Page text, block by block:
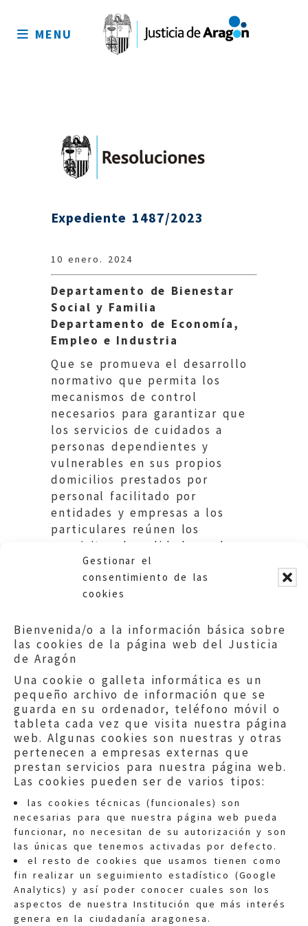
Gestionar el
consentimiento de las
cookies
Bienvenida/o a la información básica sobre
las cookies de la página web del Justicia
de Aragón
Una cookie o galleta informática es un
pequeño archivo de información que se
guarda en su ordenador, teléfono móvil o
tableta cada vez que visita nuestra página
web. Algunas cookies son nuestras y otras
pertenecen a empresas externas que
prestan servicios para nuestra página web.
Las cookies pueden ser de varios tipos:
las cookies técnicas (funcionales) son
necesarias para que nuestra página web pueda
funcionar, no necesitan de su autorización y son
las únicas que tenemos activadas por defecto.
el resto de cookies que usamos tienen como
fin realizar un seguimiento estadístico (Google
Analytics) y así poder conocer cuales son los
aspectos de nuestra Institución que más interés
genera en la ciudadanía aragonesa.
sitio
MENU
Expediente 1487/2023
10 enero. 2024
Departamento de Bienestar
Social y Familia
Departamento de Economía,
Empleo e Industria
Que se promueva el desarrollo
normativo que permita los
mecanismos de control
necesarios para garantizar que
los servicios de cuidados a
personas dependientes y
vulnerables en sus propios
domicilios prestados por
personal facilitado por
entidades y empresas a los
particulares reúnen los
requisitos de calidad que la
normativa exige.
Quejas:quejas@eljusticiadearagon.es
Información general:
informacion@eljusticiadearagon.es
Teléfonos:900 210 210/